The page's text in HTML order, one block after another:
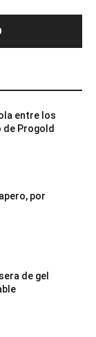
entre los
Progold
por
de gel